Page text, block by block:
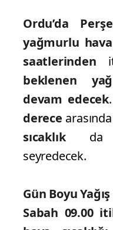
Ordu’da
yağmurlu
saatlerinden
beklenen
devam edecek.
derece arasında
sıcaklık
seyredecek.
Gün Boyu
Sabah 09.00